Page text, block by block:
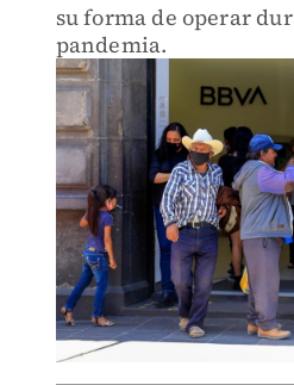
su forma de operar
pandemia.